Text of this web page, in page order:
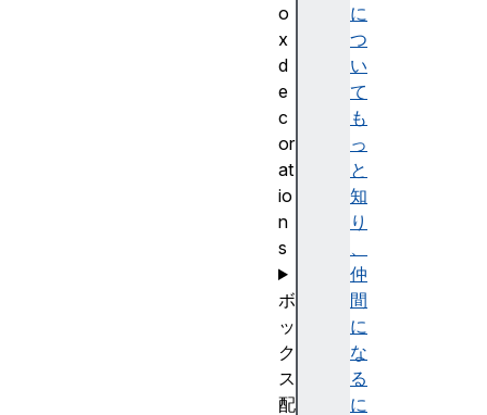
に
つ
い
て
も
っ
と
知
り
、
仲
間
に
な
る
に
o
x
d
e
c
or
at
io
n
s
ボ
ッ
ク
ス
配